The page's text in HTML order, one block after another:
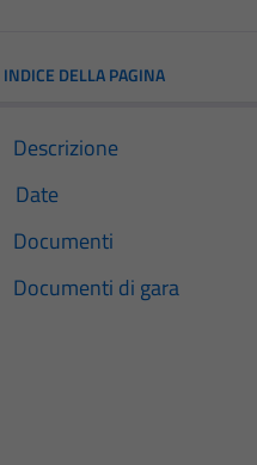
INDICE DELLA PAGINA
Descrizione
Date
Documenti
Documenti di gara